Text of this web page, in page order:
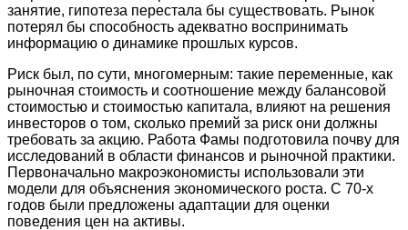
занятие, гипотеза перестала бы существовать. Рынок
потерял бы способность адекватно воспринимать
информацию о динамике прошлых курсов.
Риск был, по сути, многомерным: такие переменные, как
рыночная стоимость и соотношение между балансовой
стоимостью и стоимостью капитала, влияют на решения
инвесторов о том, сколько премий за риск они должны
требовать за акцию. Работа Фамы подготовила почву для
исследований в области финансов и рыночной практики.
Первоначально макроэкономисты использовали эти
модели для объяснения экономического роста. С 70-х
годов были предложены адаптации для оценки
поведения цен на активы.